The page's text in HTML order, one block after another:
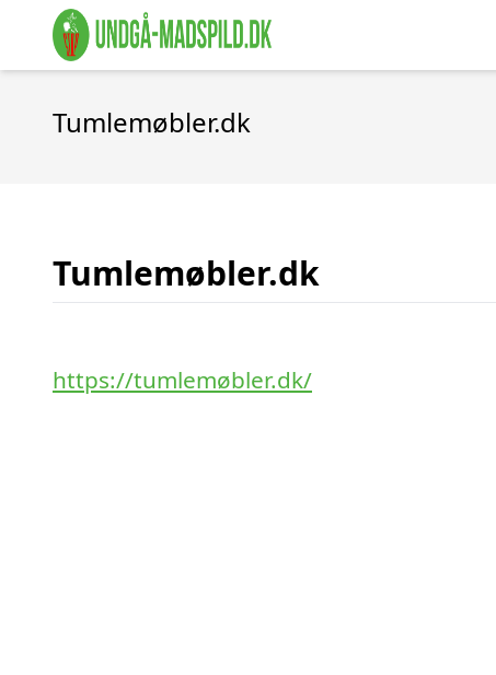
Tumlemøbler.dk
Tumlemøbler.dk
https://tumlemøbler.dk/